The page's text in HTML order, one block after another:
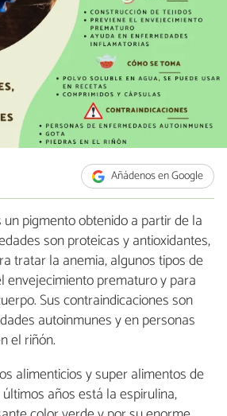
Añádenos en Google
pigmento obtenido a partir de la
son proteicas y antioxidantes,
tratar la anemia, algunos tipos de
envejecimiento prematuro y para
Sus contraindicaciones son
autoinmunes y en personas
el riñón.
alimenticios y super alimentos de
años está la espirulina,